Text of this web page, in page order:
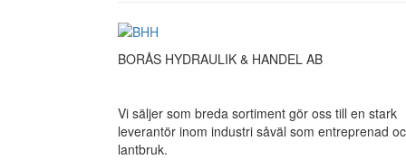
BORÅS HYDRAULIK & HANDEL AB
Vi säljer som breda sortiment gör oss till en stark
leverantör inom industri såväl som entreprenad
lantbruk.